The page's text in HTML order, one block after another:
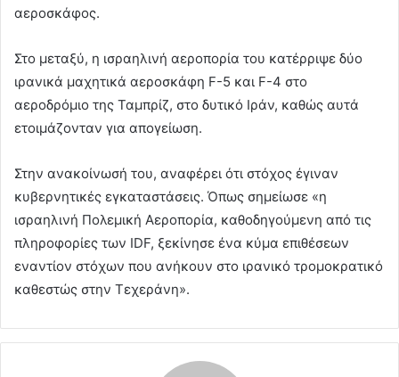
αεροσκάφος.
Στο μεταξύ, η ισραηλινή αεροπορία του κατέρριψε δύο
ιρανικά μαχητικά αεροσκάφη F-5 και F-4 στο
αεροδρόμιο της Ταμπρίζ, στο δυτικό Ιράν, καθώς αυτά
ετοιμάζονταν για απογείωση.
Στην ανακοίνωσή του, αναφέρει ότι στόχος έγιναν
κυβερνητικές εγκαταστάσεις. Όπως σημείωσε «η
ισραηλινή Πολεμική Αεροπορία, καθοδηγούμενη από τις
πληροφορίες των IDF, ξεκίνησε ένα κύμα επιθέσεων
εναντίον στόχων που ανήκουν στο ιρανικό τρομοκρατικό
καθεστώς στην Τεχεράνη».